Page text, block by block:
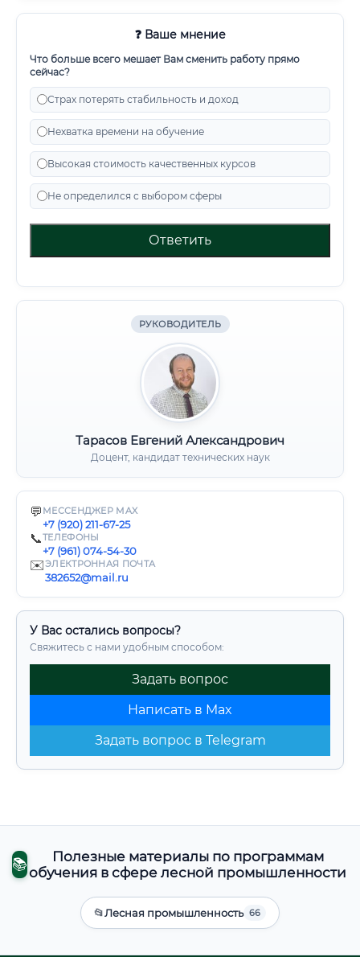
❓ Ваше мнение
Что больше всего мешает Вам сменить работу прямо
сейчас?
Страх потерять стабильность и доход
Нехватка времени на обучение
Высокая стоимость качественных курсов
Не определился с выбором сферы
Ответить
РУКОВОДИТЕЛЬ
Тарасов Евгений Александрович
Доцент, кандидат технических наук
💬 МЕССЕНДЖЕР MAX
+7 (920) 211-67-25
📞ТЕЛЕФОНЫ
+7 (961) 074-54-30
✉️ЭЛЕКТРОННАЯ ПОЧТА
382652@mail.ru
У Вас остались вопросы?
Свяжитесь с нами удобным способом:
Задать вопрос
Написать в Max
Задать вопрос в Telegram
📚
Полезные материалы по программам
обучения в сфере лесной промышленности
📂Лесная промышленность 66